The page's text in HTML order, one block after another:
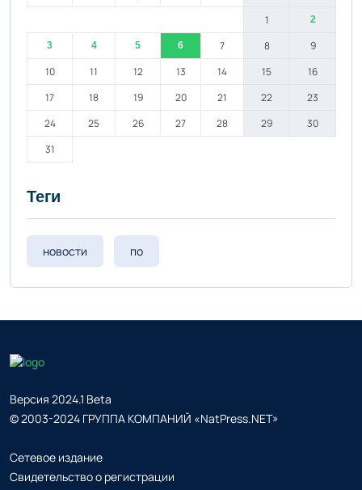
1 2
3 4 5 6 7 8
9
10
11 12 13 14 15
16
17
18 19 20 21 22
23
24
25 26 27 28 29
30
31
Теги
новости по
Версия 2024.1 Beta
© 2003-2024 ГРУППА КОМПАНИЙ «NatPress.NET»
Сетевое издание
Свидетельство о регистрации